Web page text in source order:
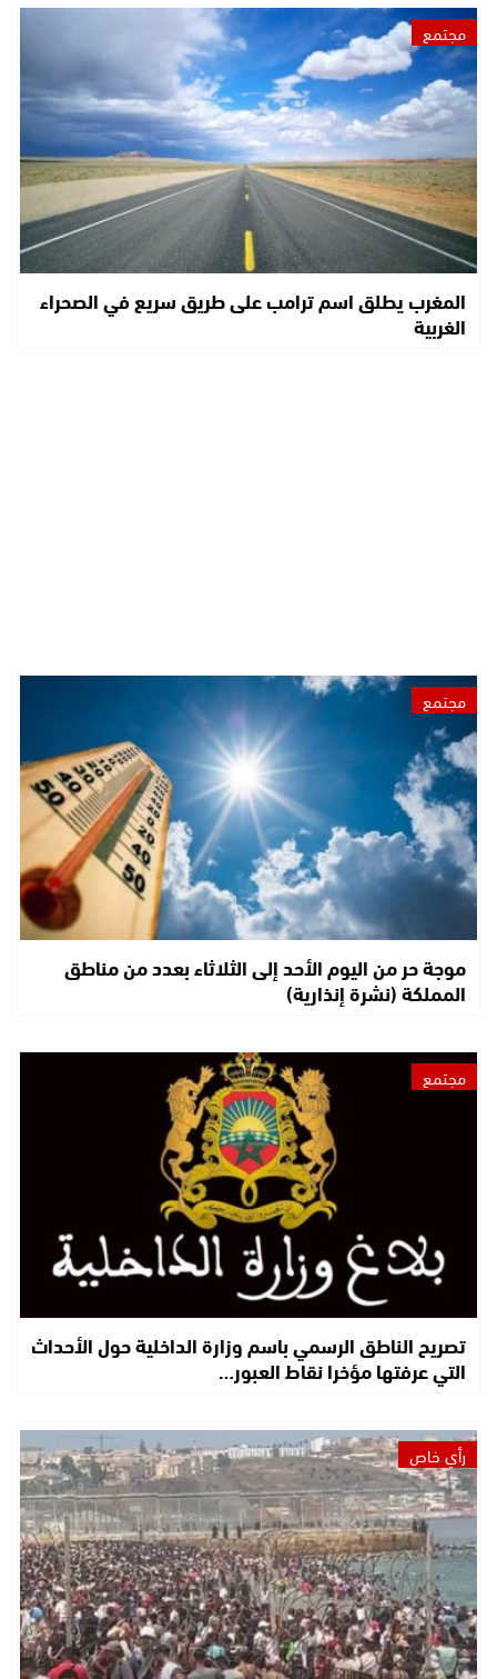
مجتمع
المغرب يطلق اسم ترامب على طريق سريع في الصحراء
الغربية
مجتمع
موجة حر من اليوم الأحد إلى الثلاثاء بعدد من مناطق
المملكة (نشرة إنذارية)
مجتمع
تصريح الناطق الرسمي باسم وزارة الداخلية حول الأحداث
التي عرفتها مؤخرا نقاط العبور…
رأي خاص